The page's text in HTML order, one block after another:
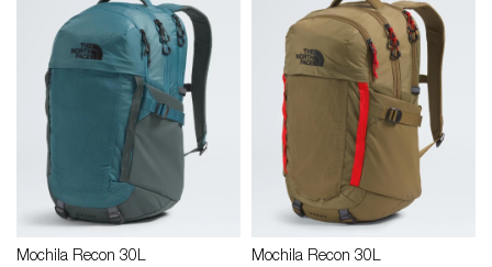
Mochila Recon 30L Mochila Recon 30L